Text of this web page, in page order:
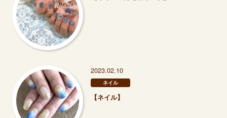
2023.02.10
ネイル
【ネイル】